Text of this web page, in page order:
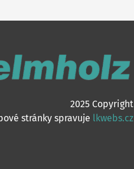
2025 Copyright
stránky spravuje lkwebs.cz